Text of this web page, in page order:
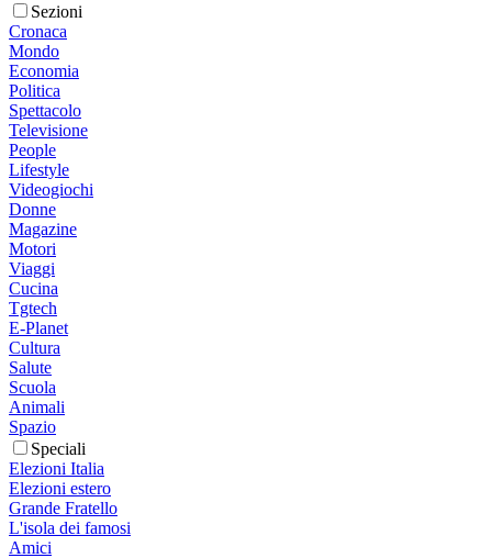
Sezioni
Cronaca
Mondo
Economia
Politica
Spettacolo
Televisione
People
Lifestyle
Videogiochi
Donne
Magazine
Motori
Viaggi
Cucina
Tgtech
E-Planet
Cultura
Salute
Scuola
Animali
Spazio
Speciali
Elezioni Italia
Elezioni estero
Grande Fratello
L'isola dei famosi
Amici